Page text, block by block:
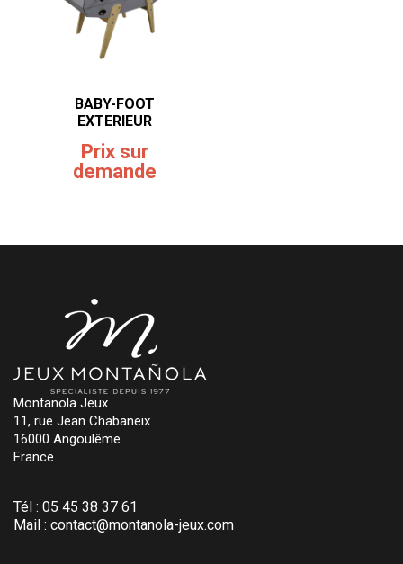
BABY-FOOT
EXTERIEUR
Prix sur
demande
Montanola Jeux
11, rue Jean Chabaneix
16000 Angoulême
France
Tél : 05 45 38 37 61
Mail : contact@montanola-jeux.com